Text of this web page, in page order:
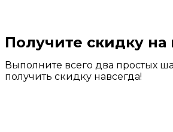
Получите скидку
Выполните всего два простых
получить скидку навсегда!